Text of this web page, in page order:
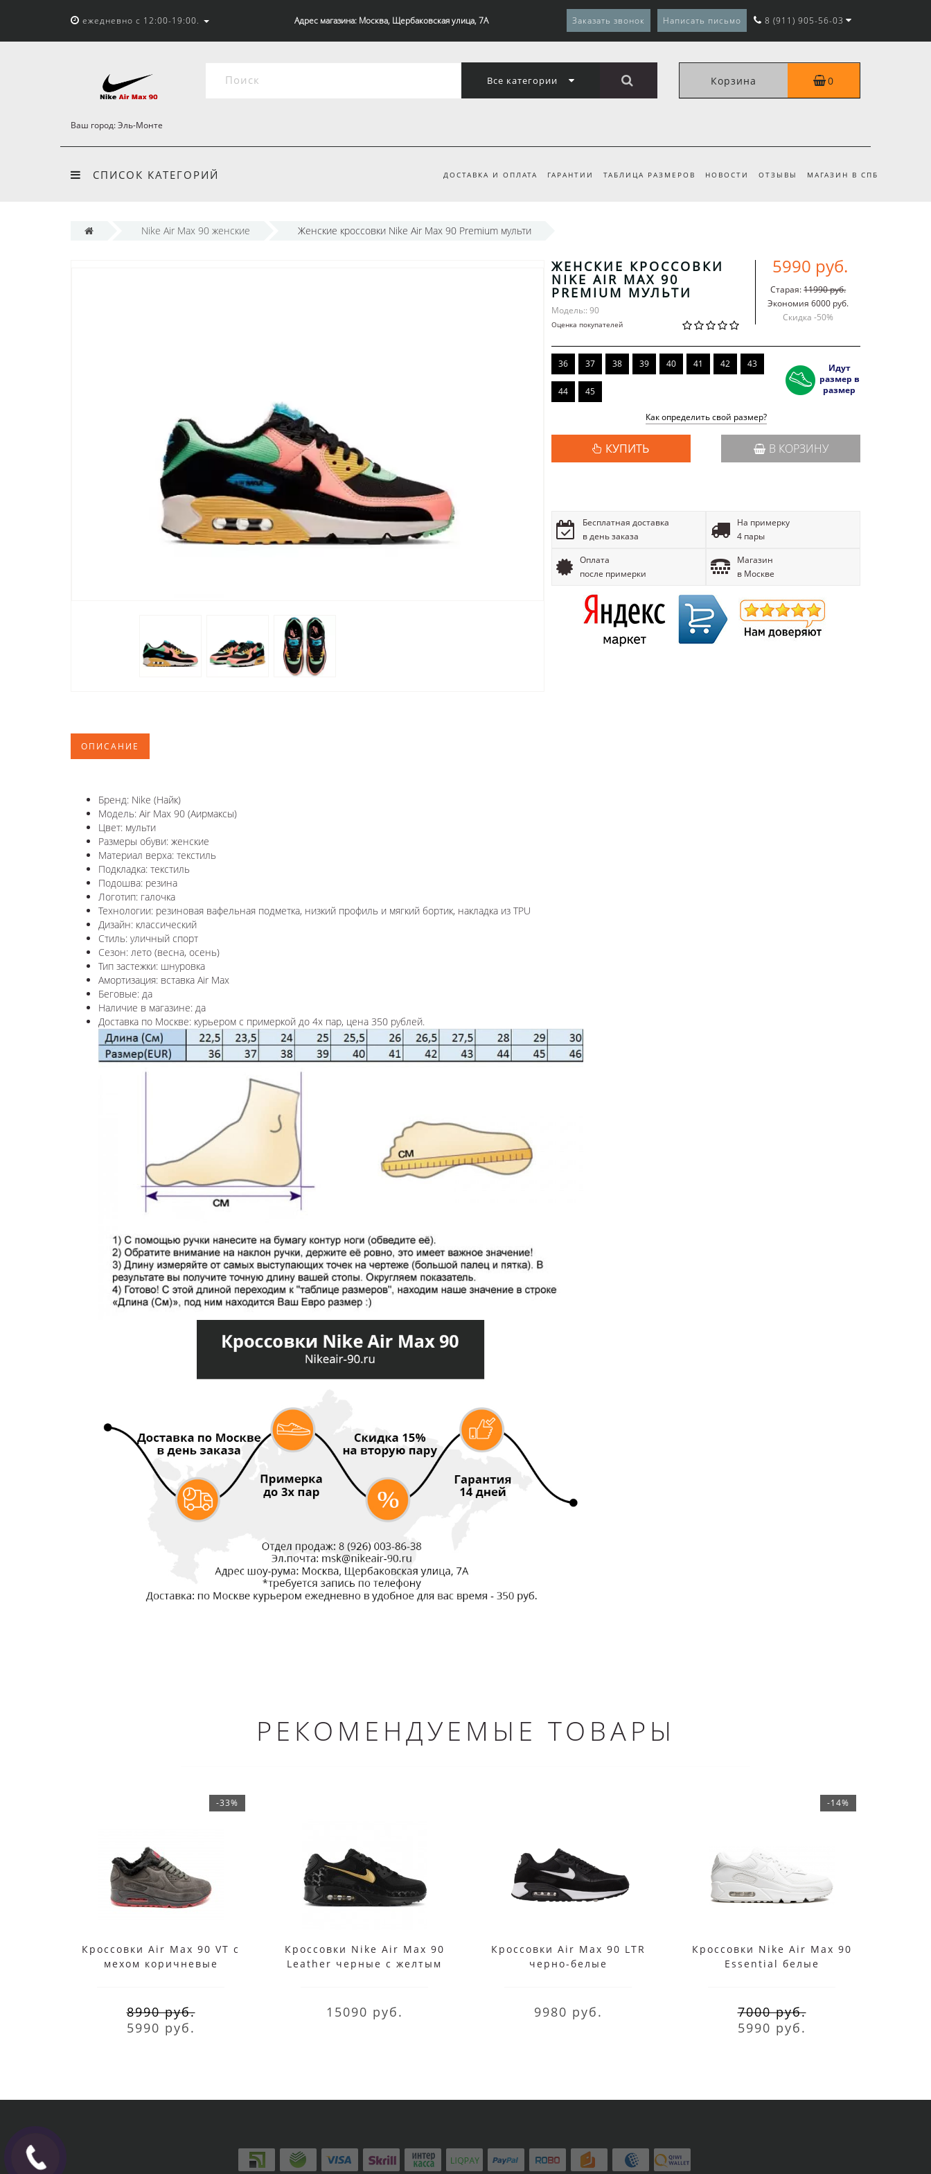
ежедневно с 12:00-19:00. Адрес магазина: Москва, Щербаковская улица, 7А Заказать звонок Написать письмо 8 (911) 905-56-03
Все категории Корзина 0
Ваш город:Эль-Монте
СПИСОК КАТЕГОРИЙ ДОСТАВКА И ОПЛАТА ГАРАНТИИ ТАБЛИЦА РАЗМЕРОВ НОВОСТИ ОТЗЫВЫ МАГАЗИН В СПБ
Nike Air Max 90 женские Женские кроссовки Nike Air Max 90 Premium мульти
ЖЕНСКИЕ КРОССОВКИ
NIKE AIR MAX 90
PREMIUM МУЛЬТИ
Модель:: 90
Оценка покупателей
5990 руб.
Старая:11990 руб.
Экономия 6000 руб.
Скидка -50%
36 37 38 39 40 41 42 43
44 45
Идут
размер в
размер
Как определить свой размер?
КУПИТЬ В КОРЗИНУ
Бесплатная доставка
в день заказа
На примерку
4 пары
Оплата
после примерки
Магазин
в Москве
ОПИСАНИЕ
Бренд: Nike (Найк)
Модель: Air Max 90 (Аирмаксы)
Цвет: мульти
Размеры обуви: женские
Материал верха: текстиль
Подкладка: текстиль
Подошва: резина
Логотип: галочка
Технологии: резиновая вафельная подметка, низкий профиль и мягкий бортик, накладка из TPU
Дизайн: классический
Стиль: уличный спорт
Сезон: лето (весна, осень)
Тип застежки: шнуровка
Амортизация: вставка Air Max
Беговые: да
Наличие в магазине: да
Доставка по Москве: курьером с примеркой до 4х пар, цена 350 рублей.
РЕКОМЕНДУЕМЫЕ ТОВАРЫ
-33%
Кроссовки Air Max 90 VT с
мехом коричневые
8990 руб.
5990 руб.
Кроссовки Nike Air Max 90
Leather черные с желтым
15090 руб.
Кроссовки Air Max 90 LTR
черно-белые
9980 руб.
-14%
Кроссовки Nike Air Max 90
Essential белые
7000 руб.
5990 руб.